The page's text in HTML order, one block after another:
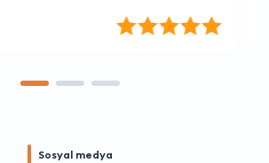
Sosyal medya